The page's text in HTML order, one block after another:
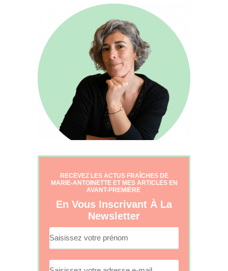
RECEVEZ LES ACTUS FRAÎCHES DE
MARIE-ANTOINETTE ET MES ARTICLES EN
AVANT-PREMIÈRE
En Vous Inscrivant À La
Newsletter